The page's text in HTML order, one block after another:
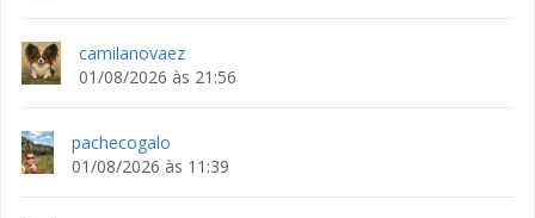
camilanovaez
01/08/2026 às 21:56
pachecogalo
01/08/2026 às 11:39